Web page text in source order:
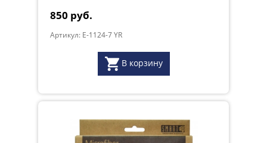
850 руб.
Артикул: E-1124-7 YR
В корзину